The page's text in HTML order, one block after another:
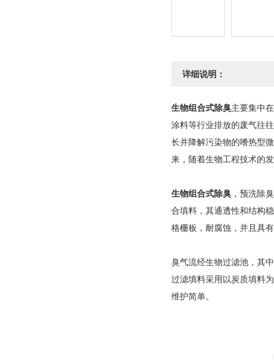
详细说明：
生物组合式除臭主要集中
涂料等行业排放的废气往
长并降解污染物的嗜热型
来，随着生物工程技术的
生物组合式除臭 ，预洗除
合填料，其通透性和结构
格栅板，耐腐蚀，并且具
臭气流经生物过滤池，其
过滤填料采用以炭质填料
维护简单。